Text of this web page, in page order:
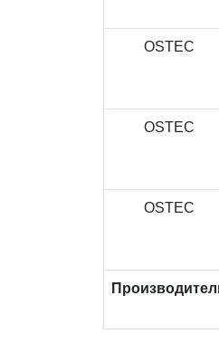
OSTEC
OSTEC
OSTEC